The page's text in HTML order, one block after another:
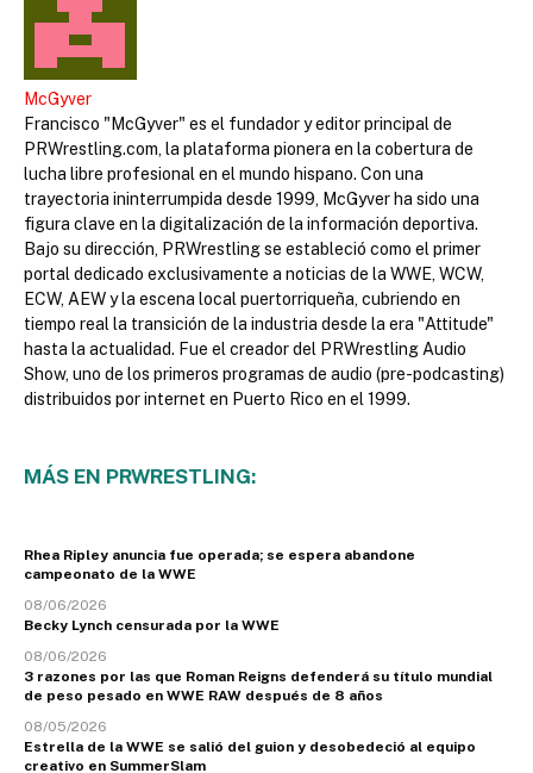
McGyver
Francisco "McGyver" es el fundador y editor principal de
PRWrestling.com, la plataforma pionera en la cobertura de
lucha libre profesional en el mundo hispano. Con una
trayectoria ininterrumpida desde 1999, McGyver ha sido una
figura clave en la digitalización de la información deportiva.
Bajo su dirección, PRWrestling se estableció como el primer
portal dedicado exclusivamente a noticias de la WWE, WCW,
ECW, AEW y la escena local puertorriqueña, cubriendo en
tiempo real la transición de la industria desde la era "Attitude"
hasta la actualidad. Fue el creador del PRWrestling Audio
Show, uno de los primeros programas de audio (pre-podcasting)
distribuidos por internet en Puerto Rico en el 1999.
MÁS EN PRWRESTLING:
Rhea Ripley anuncia fue operada; se espera abandone
campeonato de la WWE
08/06/2026
Becky Lynch censurada por la WWE
08/06/2026
3 razones por las que Roman Reigns defenderá su título mundial
de peso pesado en WWE RAW después de 8 años
08/05/2026
Estrella de la WWE se salió del guion y desobedeció al equipo
creativo en SummerSlam